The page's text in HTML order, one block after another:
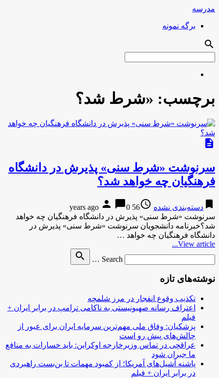
مدرسه
برگه نمونه
search
برچسب: «شرط شد؟
description
سرنوشت «شرط سنی» پذیرش در دانشگاه
فرهنگیان چه خواهد شد؟
bookmark دسته‌بندی نشده access_time
56 years ago
person chat_bubble0
سرنوشت «شرط سنی» پذیرش در دانشگاه فرهنگیان چه خواهد
شد؟خبرنامه دانشجویان سرنوشت «شرط سنی» پذیرش در
دانشگاه فرهنگیان چه خواهد …
View article...
Search …
search
نوشته‌های تازه
تکذیب وقوع انفجار در مرز شلمچه
اعتراف رسانه صهیونیستی به ناکامی ترامپ در برابر ایران +
فیلم
پزشکیان: وفاق ملی مهم‌ترین سرمایه ایران برای عبور از
چالش‌های پیش رو است
عراقچی در تماس وزیرخارجه اوکراین: باید خسارات به منافع
ما جبران شود
پاشنه آشیل‌های آمریکا؛ از کمبود مهمات تا بن‌بست راهبردی
در برابر ایران + فیلم